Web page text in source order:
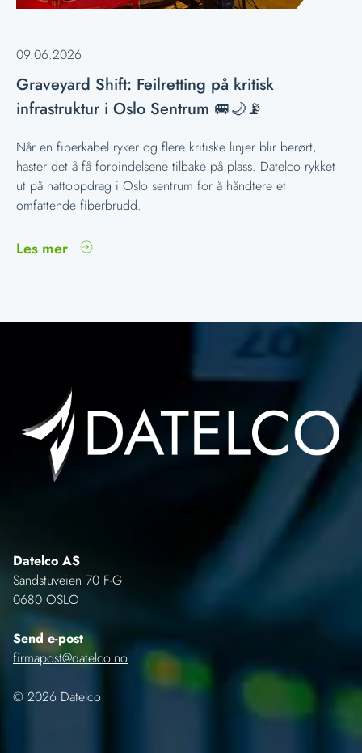
09.06.2026
Graveyard Shift: Feilretting på kritisk
infrastruktur i Oslo Sentrum 🚐🌙📡
Når en fiberkabel ryker og flere kritiske linjer blir berørt,
haster det å få forbindelsene tilbake på plass. Datelco rykket
ut på nattoppdrag i Oslo sentrum for å håndtere et
omfattende fiberbrudd.
Les mer
Datelco AS
Sandstuveien 70 F-G
0680 OSLO
Send e-post
firmapost@datelco.no
© 2026 Datelco